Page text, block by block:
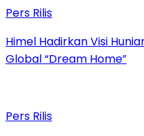
Pers Rilis
Himel Hadirkan Visi
Global “Dream Home”
Pers Rilis